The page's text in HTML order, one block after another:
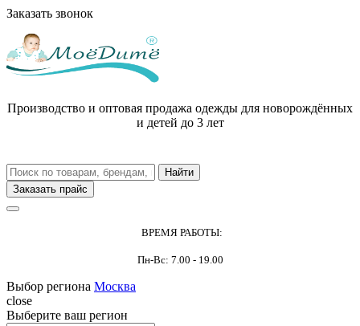
Заказать звонок
Производство и оптовая продажа одежды для новорождённых
и детей до 3 лет
Заказать прайс
ВРЕМЯ РАБОТЫ:
Пн-Вс: 7.00 - 19.00
Выбор региона Москва
close
Выберите ваш регион